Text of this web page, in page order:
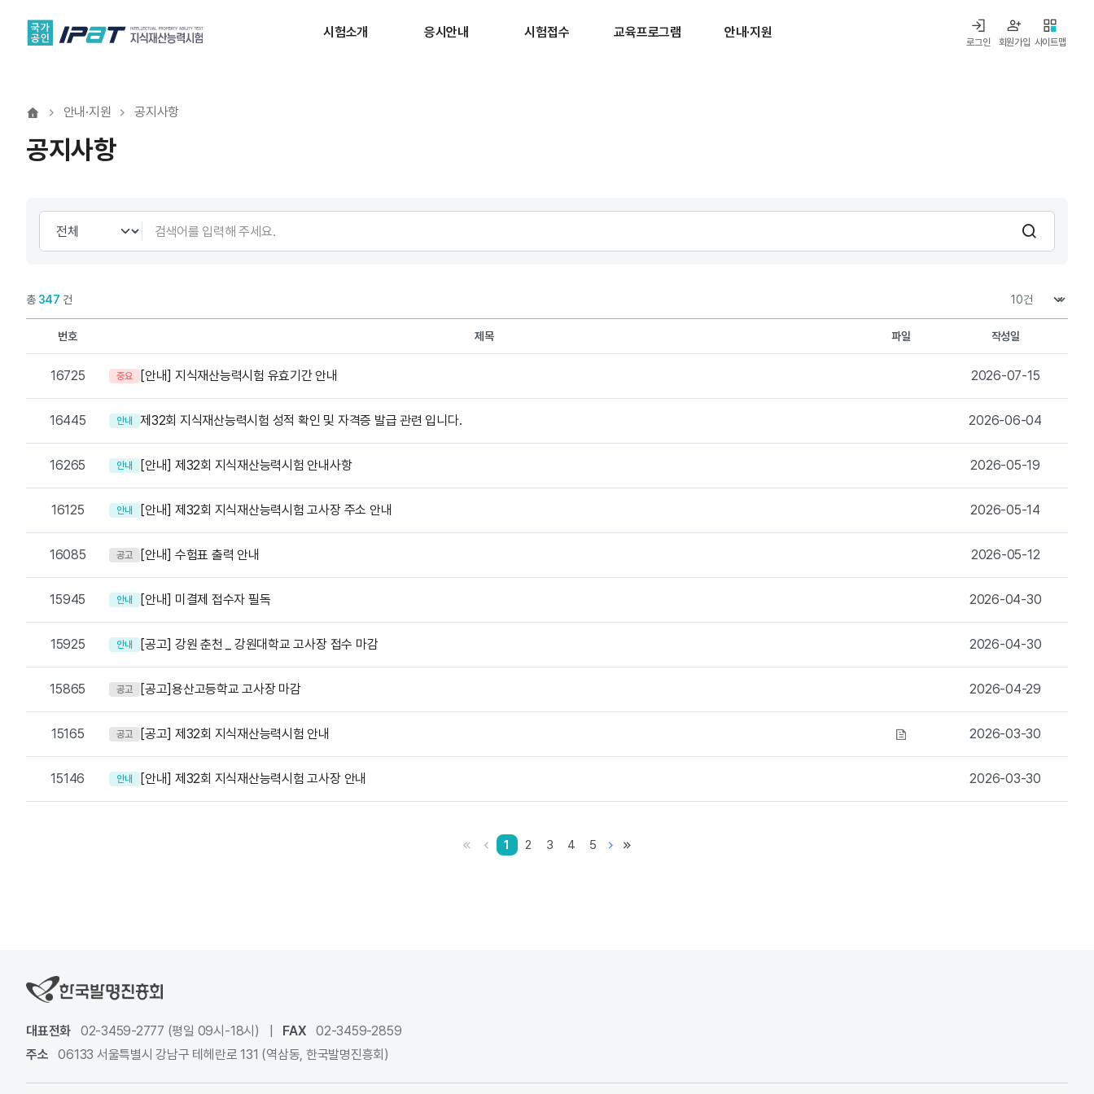
시험소개 응시안내 시험접수 교육프로그램 안내·지원
로그인 회원가입 사이트맵
안내·지원 공지사항
공지사항
검색
총 347 건
번호 제목 파일 작성일
16725 중요 [안내] 지식재산능력시험 유효기간 안내 2026-07-15
16445 안내 제32회 지식재산능력시험 성적 확인 및 자격증 발급 관련 입니다. 2026-06-04
16265 안내 [안내] 제32회 지식재산능력시험 안내사항 2026-05-19
16125 안내 [안내] 제32회 지식재산능력시험 고사장 주소 안내 2026-05-14
16085 공고 [안내] 수험표 출력 안내 2026-05-12
15945 안내 [안내] 미결제 접수자 필독 2026-04-30
15925 안내 [공고] 강원 춘천 _ 강원대학교 고사장 접수 마감 2026-04-30
15865 공고 [공고]용산고등학교 고사장 마감 2026-04-29
15165 공고 [공고] 제32회 지식재산능력시험 안내 첨부파일 있음2026-03-30
15146 안내 [안내] 제32회 지식재산능력시험 고사장 안내 2026-03-30
ì²« íì´ì§ì´ì  íì´ì§
1 2 3 4 5 ë¤ì íì´ì§ë§ì§ë§ íì´ì§
대표전화 02-3459-2777 (평일 09시-18시) FAX
02-3459-2859
주소
06133 서울특별시 강남구 테헤란로 131 (역삼동, 한국발명진흥회)